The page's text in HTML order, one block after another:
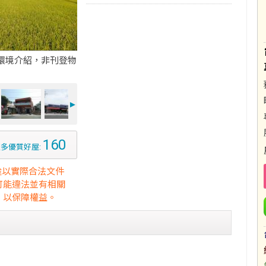
境介紹，非刊登物
►
優質好屋: 160
實際合法文件
違法並有相關
保障權益。